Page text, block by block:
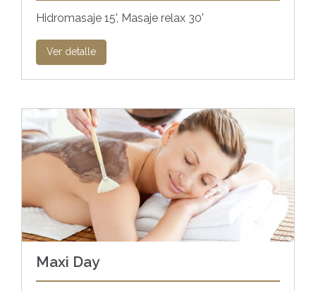
Hidromasaje 15', Masaje relax 30'
Ver detalle
Maxi Day